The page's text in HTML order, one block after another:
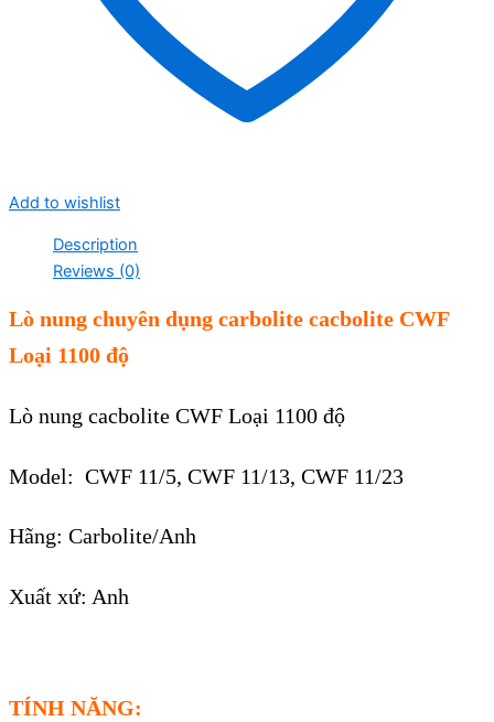
Add to wishlist
Description
Reviews (0)
Lò nung chuyên dụng carbolite cacbolite CWF
Loại 1100 độ
Lò nung cacbolite CWF Loại 1100 độ
Model: CWF 11/5, CWF 11/13, CWF 11/23
Hãng: Carbolite/Anh
Xuất xứ: Anh
TÍNH NĂNG: